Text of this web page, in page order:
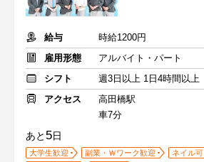
給与
時給1200円
雇用形態
アルバイト・パート
シフト
週3日以上 1日4時間以上
アクセス
高田橋駅
車7分
あと 5日
大学生歓迎 副業・Ｗワーク歓迎
ネイル可